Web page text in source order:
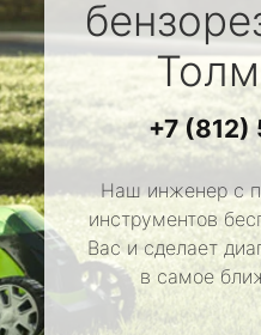
+7 (812)
Наш инженер с
инструментов
Вас и сделает
в самое